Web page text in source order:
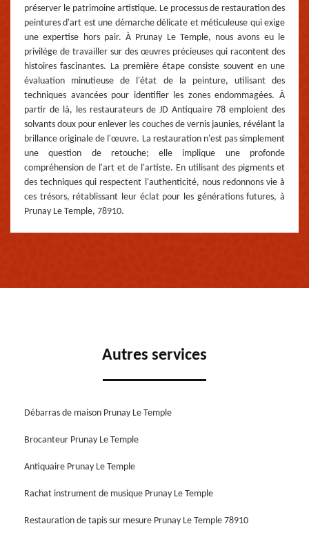
préserver le patrimoine artistique. Le processus de restauration des
peintures d'art est une démarche délicate et méticuleuse qui exige
une expertise hors pair. À Prunay Le Temple, nous avons eu le
privilège de travailler sur des œuvres précieuses qui racontent des
histoires fascinantes. La première étape consiste souvent en une
évaluation minutieuse de l'état de la peinture, utilisant des
techniques avancées pour identifier les zones endommagées. À
partir de là, les restaurateurs de JD Antiquaire 78 emploient des
solvants doux pour enlever les couches de vernis jaunies, révélant la
brillance originale de l'œuvre. La restauration n'est pas simplement
une question de retouche; elle implique une profonde
compréhension de l'art et de l'artiste. En utilisant des pigments et
des techniques qui respectent l'authenticité, nous redonnons vie à
ces trésors, rétablissant leur éclat pour les générations futures, à
Prunay Le Temple, 78910.
Autres services
Débarras de maison Prunay Le Temple
Brocanteur Prunay Le Temple
Antiquaire Prunay Le Temple
Rachat instrument de musique Prunay Le Temple
Restauration de tapis sur mesure Prunay Le Temple 78910